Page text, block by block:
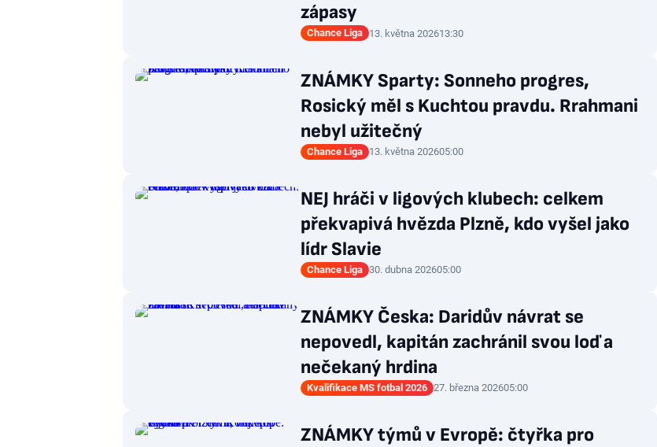
zápasy
Chance Liga 13. května 202613:30
ZNÁMKY Sparty: Sonneho progres,
Rosický měl s Kuchtou pravdu. Rrahmani
nebyl užitečný
Chance Liga 13. května 202605:00
NEJ hráči v ligových klubech: celkem
překvapivá hvězda Plzně, kdo vyšel jako
lídr Slavie
Chance Liga 30. dubna 202605:00
ZNÁMKY Česka: Daridův návrat se
nepovedl, kapitán zachránil svou loď a
nečekaný hrdina
Kvalifikace MS fotbal 2026 27. března 202605:00
ZNÁMKY týmů v Evropě: čtyřka pro